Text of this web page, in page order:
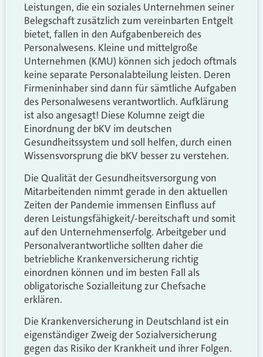
Leistungen, die ein soziales Unternehmen seiner
Belegschaft zusätzlich zum vereinbarten Entgelt
bietet, fallen in den Aufgabenbereich des
Personalwesens. Kleine und mittelgroße
Unternehmen (KMU) können sich jedoch oftmals
keine separate Personalabteilung leisten. Deren
Firmeninhaber sind dann für sämtliche Aufgaben
des Personalwesens verantwortlich. Aufklärung
ist also angesagt! Diese Kolumne zeigt die
Einordnung der bKV im deutschen
Gesundheitssystem und soll helfen, durch einen
Wissensvorsprung die bKV besser zu verstehen.
Die Qualität der Gesundheitsversorgung von
Mitarbeitenden nimmt gerade in den aktuellen
Zeiten der Pandemie immensen Einfluss auf
deren Leistungsfähigkeit/-bereitschaft und somit
auf den Unternehmenserfolg. Arbeitgeber und
Personalverantwortliche sollten daher die
betriebliche Krankenversicherung richtig
einordnen können und im besten Fall als
obligatorische Sozialleitung zur Chefsache
erklären.
Die Krankenversicherung in Deutschland ist ein
eigenständiger Zweig der Sozialversicherung
gegen das Risiko der Krankheit und ihrer Folgen.